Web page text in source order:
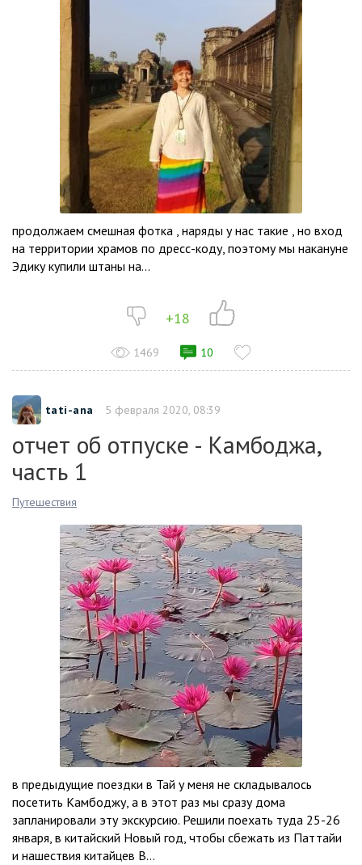
продолжаем смешная фотка , наряды у нас такие , но вход
на территории храмов по дресс-коду, поэтому мы накануне
Эдику купили штаны на...
+18
1469 10
tati-ana 5 февраля 2020, 08:39
отчет об отпуске - Камбоджа,
часть 1
Путешествия
в предыдущие поездки в Тай у меня не складывалось
посетить Камбоджу, а в этот раз мы сразу дома
запланировали эту экскурсию. Решили поехать туда 25-26
января, в китайский Новый год, чтобы сбежать из Паттайи
и нашествия китайцев В...